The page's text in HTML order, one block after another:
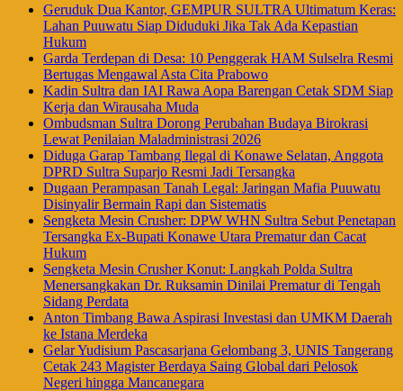
Geruduk Dua Kantor, GEMPUR SULTRA Ultimatum Keras:
Lahan Puuwatu Siap Diduduki Jika Tak Ada Kepastian
Hukum
Garda Terdepan di Desa: 10 Penggerak HAM Sulselra Resmi
Bertugas Mengawal Asta Cita Prabowo
Kadin Sultra dan IAI Rawa Aopa Barengan Cetak SDM Siap
Kerja dan Wirausaha Muda
Ombudsman Sultra Dorong Perubahan Budaya Birokrasi
Lewat Penilaian Maladministrasi 2026
Diduga Garap Tambang Ilegal di Konawe Selatan, Anggota
DPRD Sultra Suparjo Resmi Jadi Tersangka
Dugaan Perampasan Tanah Legal: Jaringan Mafia Puuwatu
Disinyalir Bermain Rapi dan Sistematis
Sengketa Mesin Crusher: DPW WHN Sultra Sebut Penetapan
Tersangka Ex-Bupati Konawe Utara Prematur dan Cacat
Hukum
Sengketa Mesin Crusher Konut: Langkah Polda Sultra
Menersangkakan Dr. Ruksamin Dinilai Prematur di Tengah
Sidang Perdata
Anton Timbang Bawa Aspirasi Investasi dan UMKM Daerah
ke Istana Merdeka
Gelar Yudisium Pascasarjana Gelombang 3, UNIS Tangerang
Cetak 243 Magister Berdaya Saing Global dari Pelosok
Negeri hingga Mancanegara